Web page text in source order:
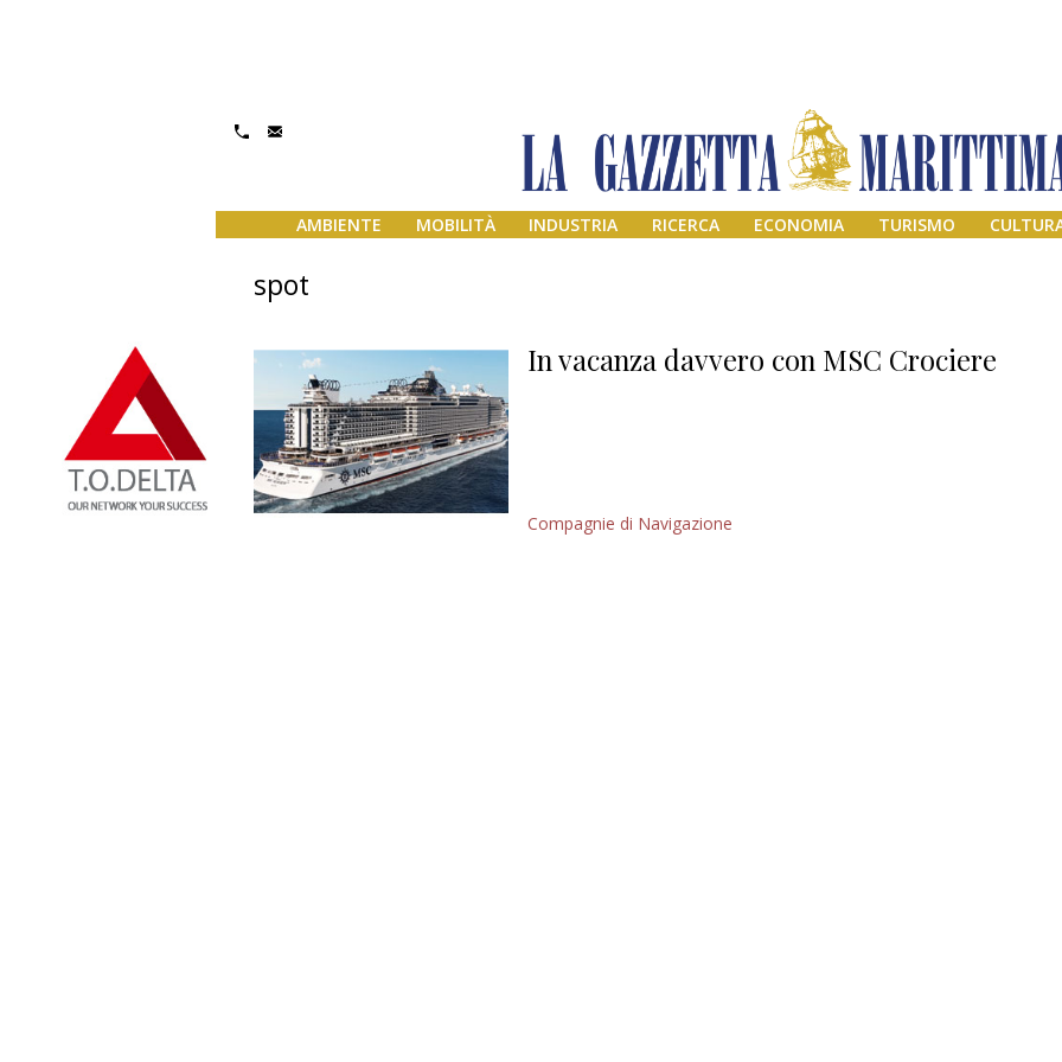
AMBIENTE MOBILITÀ INDUSTRIA RICERCA ECONOMIA TURISMO
spot
In vacanza davvero con MSC Crociere
Compagnie di Navigazione